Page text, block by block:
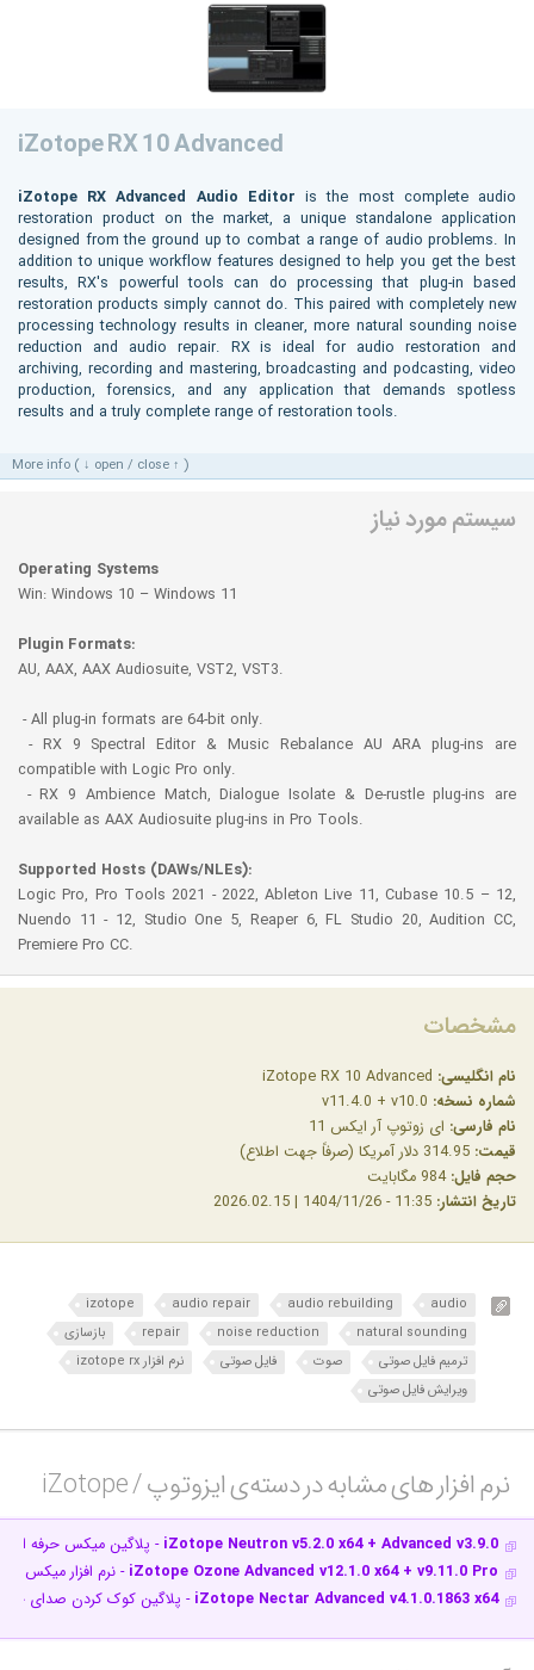
iZotope RX 10 Advanced
iZotope RX Advanced Audio Editor is the most complete audio
restoration product on the market, a unique standalone application
designed from the ground up to combat a range of audio problems. In
addition to unique workflow features designed to help you get the best
results, RX's powerful tools can do processing that plug-in based
restoration products simply cannot do. This paired with completely new
processing technology results in cleaner, more natural sounding noise
reduction and audio repair. RX is ideal for audio restoration and
archiving, recording and mastering, broadcasting and podcasting, video
production, forensics, and any application that demands spotless
results and a truly complete range of restoration tools.
More info ( ↓ open / close ↑ )
سیستم مورد نیاز
Operating Systems
Win: Windows 10 – Windows 11
Plugin Formats:
AU, AAX, AAX Audiosuite, VST2, VST3.
- All plug-in formats are 64-bit only.
- RX 9 Spectral Editor & Music Rebalance AU ARA plug-ins are
compatible with Logic Pro only.
- RX 9 Ambience Match, Dialogue Isolate & De-rustle plug-ins are
available as AAX Audiosuite plug-ins in Pro Tools.
Supported Hosts (DAWs/NLEs):
Logic Pro, Pro Tools 2021 - 2022, Ableton Live 11, Cubase 10.5 – 12,
Nuendo 11 - 12, Studio One 5, Reaper 6, FL Studio 20, Audition CC,
Premiere Pro CC.
مشخصات
نام انگلیسی:
شماره نسخه:
نام فارسی: ای زوتوپ آر ایکس 11
قیمت:
حجم فایل: 984 مگابایت
تاریخ انتشار:
audio
audio rebuilding
audio repair
izotope
natural sounding
noise reduction
repair
بازسازی
ترمیم فایل صوتی
صوت فایل صوتی
نرم افزار izotope rx
ویرایش فایل صوتی
نرم افزار های مشابه در دسته‌ی‌ ایزوتوپ / iZotope‎
iZotope Neutron v5.2.0 x64 + Advanced v3.9.0 - پلاگین میکس حرفه ای
iZotope Ozone Advanced v12.1.0 x64 + v9.11.0 Pro - نرم افزار میکس
iZotope Nectar Advanced v4.1.0.1863 x64 - پلاگین کوک کردن صدای